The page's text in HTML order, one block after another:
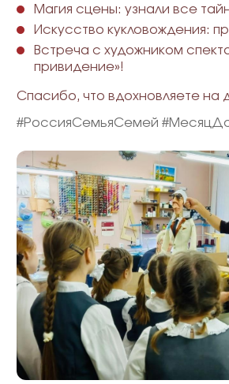
Магия сцены: узнали все
Искусство кукловождения:
Встреча с художником
привидение»!
Спасибо, что вдохновляете на
#РоссияСемьяСемей